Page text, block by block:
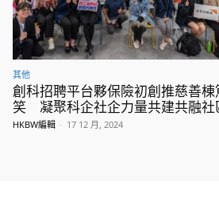
其他
創科招聘平台夥保險初創推慈善棟
笑 凝聚科企社企力量共建共融社
HKBW編輯 - 17 12 月, 2024